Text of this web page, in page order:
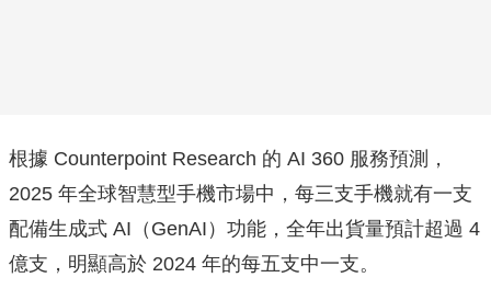
根據 Counterpoint Research 的 AI 360 服務預測，
2025 年全球智慧型手機市場中，每三支手機就有一支
配備生成式 AI（GenAI）功能，全年出貨量預計超過 4
億支，明顯高於 2024 年的每五支中一支。